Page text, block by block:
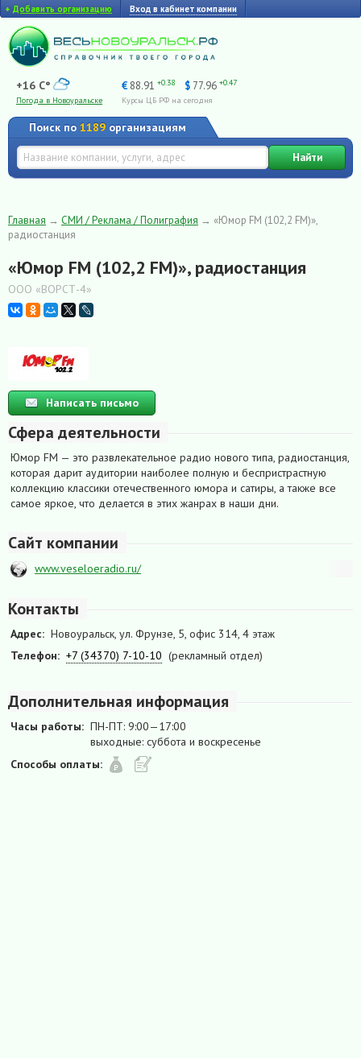
+ Добавить организацию Вход в кабинет компании
+16 C°
Погода в Новоуральске
€ 88.91 +0.38 $ 77.96 +0.47
Курсы ЦБ РФ на сегодня
Поиск по 1189 организациям
Найти
Главная → СМИ / Реклама / Полиграфия → «Юмор FM (102,2 FM)»,
радиостанция
«Юмор FM (102,2 FM)», радиостанция
ООО «ВОРСТ-4»
Написать письмо
Сфера деятельности
Юмор FM — это развлекательное радио нового типа, радиостанция,
которая дарит аудитории наиболее полную и беспристрастную
коллекцию классики отечественного юмора и сатиры, а также все
самое яркое, что делается в этих жанрах в наши дни.
Сайт компании
www.veseloeradio.ru/
Контакты
Адрес: Новоуральск, ул. Фрунзе, 5, офис 314, 4 этаж
Телефон: +7 (34370) 7-10-10 (рекламный отдел)
Дополнительная информация
Часы работы: ПН-ПТ: 9:00—17:00
выходные: суббота и воскресенье
Способы оплаты: